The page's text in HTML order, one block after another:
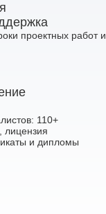
проектных работ и
110+
и дипломы